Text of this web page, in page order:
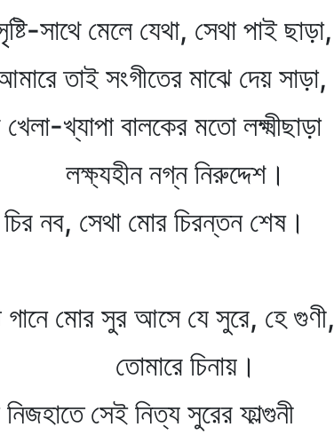
সাথে মেলে যেথা, সেথা পাই ছাড়া,
তাই সংগীতের মাঝে দেয় সাড়া,
খ্যাপা বালকের মতো লক্ষ্মীছাড়া
নগ্ন নিরুদ্দেশ।
নব, সেথা মোর চিরন্তন শেষ।
গানে মোর সুর আসে যে সুরে, হে গুণী,
চিনায়।
নিজহাতে সেই নিত্য সুরের ফাল্গুনী